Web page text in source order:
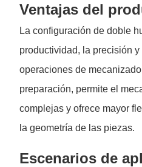
Ventajas del
La configuración de doble
productividad, la precisión
operaciones de
preparación, permite el
complejas y ofrece mayor
la geometría de las piezas.
Escenarios de